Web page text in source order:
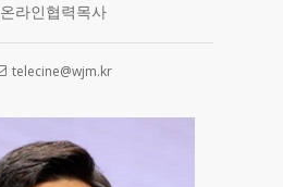
온라인협력목사
telecine@wjm.kr